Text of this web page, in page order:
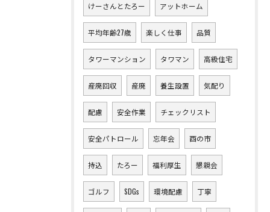
けーさんとたろー アットホーム
平均年齢27歳 楽しく仕事 品質
タワーマンション タワマン 高級住宅
産廃回収 産廃 養生設置 気配り
配慮 安全作業 チェックリスト
安全パトロール 忘年会 酉の市
持込 たろー 福利厚生 懇親会
ゴルフ SDGs 環境配慮 丁寧